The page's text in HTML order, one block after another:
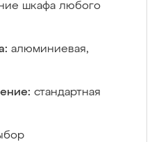
шкафа любого
алюминиевая,
стандартная